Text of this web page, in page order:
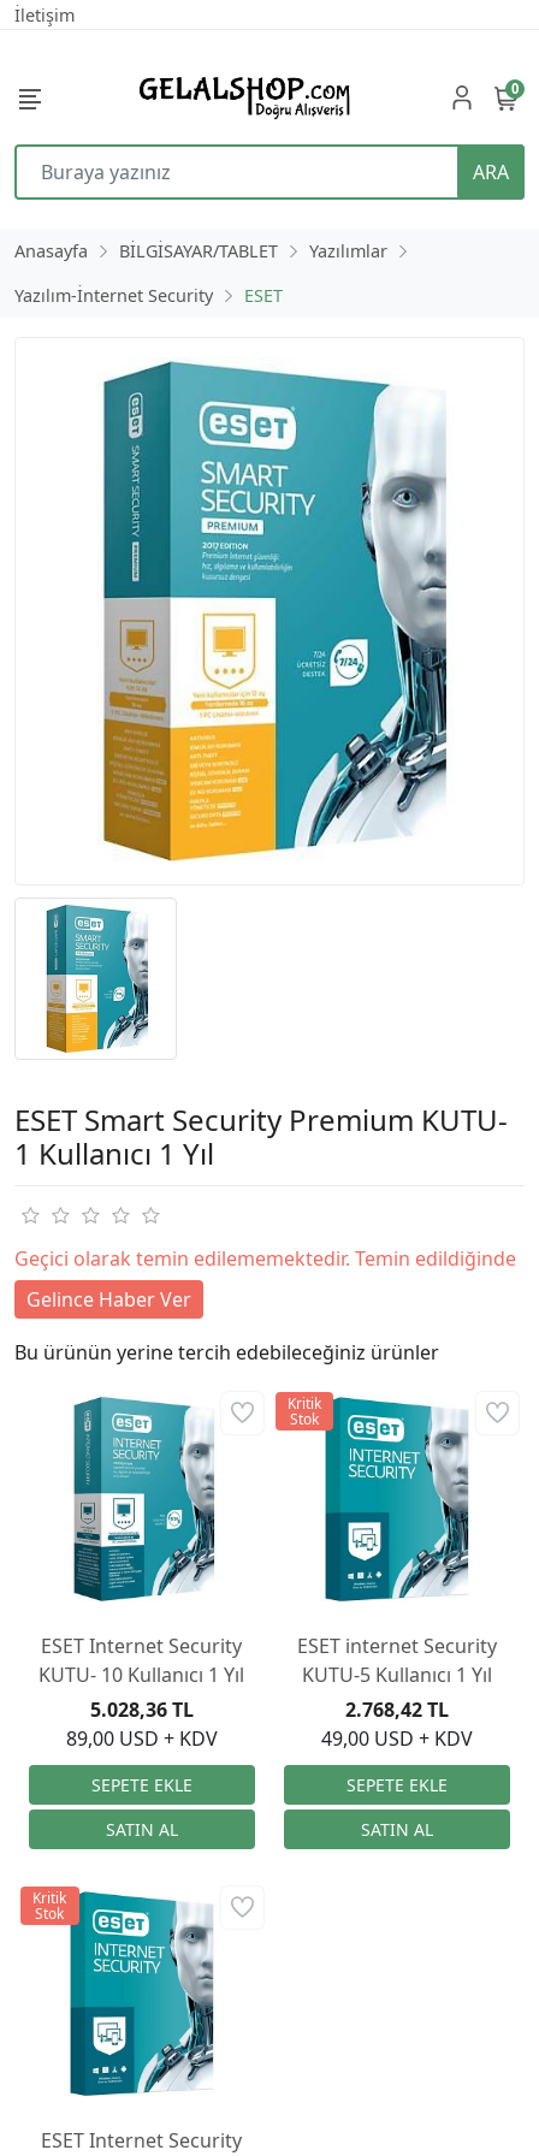
İletişim
ARA
0
Anasayfa BİLGİSAYAR/TABLET
Yazılımlar
Yazılım-İnternet Security
ESET
ESET Smart Security Premium KUTU-
1 Kullanıcı 1 Yıl
Geçici olarak temin edilememektedir. Temin edildiğinde
Gelince Haber Ver
Bu ürünün yerine tercih edebileceğiniz ürünler
ESET Internet Security
KUTU- 10 Kullanıcı 1 Yıl
89,00 USD + KDV
5.028,36 TL
ESET internet Security
KUTU-5 Kullanıcı 1 Yıl
49,00 USD + KDV
2.768,42 TL
Kritik
Stok
ESET Internet Security
Kritik
Stok